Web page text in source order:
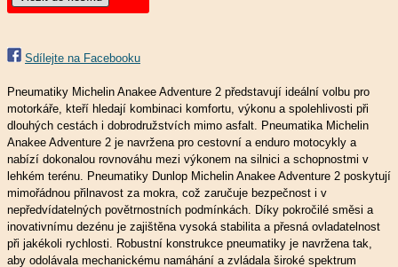
Sdílejte na Facebooku
Pneumatiky Michelin Anakee Adventure 2 představují ideální volbu pro
motorkáře, kteří hledají kombinaci komfortu, výkonu a spolehlivosti při
dlouhých cestách i dobrodružstvích mimo asfalt. Pneumatika Michelin
Anakee Adventure 2 je navržena pro cestovní a enduro motocykly a
nabízí dokonalou rovnováhu mezi výkonem na silnici a schopnostmi v
lehkém terénu. Pneumatiky Dunlop Michelin Anakee Adventure 2 poskytují
mimořádnou přilnavost za mokra, což zaručuje bezpečnost i v
nepředvídatelných povětrnostních podmínkách. Díky pokročilé směsi a
inovativnímu dezénu je zajištěna vysoká stabilita a přesná ovladatelnost
při jakékoli rychlosti. Robustní konstrukce pneumatiky je navržena tak,
aby odolávala mechanickému namáhání a zvládala široké spektrum